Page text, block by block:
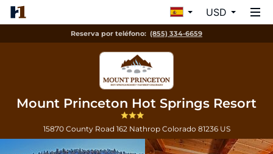
USD
Reserva por teléfono: (855) 334-6659
Mount Princeton Hot Springs Resort
15870 County Road 162 Nathrop Colorado 81236 US